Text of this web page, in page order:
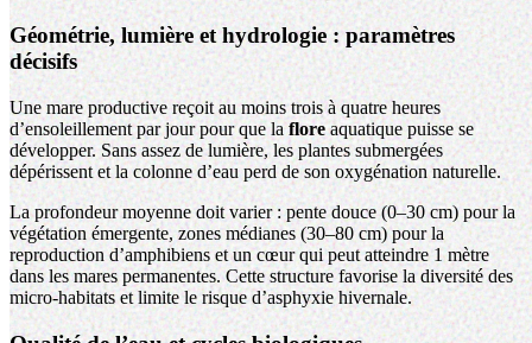
Géométrie, lumière et hydrologie : paramètres
décisifs
Une mare productive reçoit au moins trois à quatre heures
d’ensoleillement par jour pour que lafloreaquatique puisse se
développer. Sans assez de lumière, les plantes submergées
dépérissent et la colonne d’eau perd de son oxygénation naturelle.
La profondeur moyenne doit varier : pente douce (0–30 cm) pour la
végétation émergente, zones médianes (30–80 cm) pour la
reproduction d’amphibiens et un cœur qui peut atteindre 1 mètre
dans les mares permanentes. Cette structure favorise la diversité des
micro-habitats et limite le risque d’asphyxie hivernale.